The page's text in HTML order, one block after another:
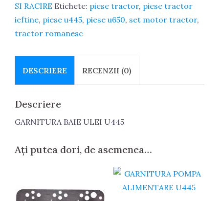
SI RACIRE Etichete: piese tractor, piese tractor
ieftine, piese u445, piese u650, set motor tractor,
tractor romanesc
DESCRIERE RECENZII (0)
Descriere
GARNITURA BAIE ULEI U445
Ați putea dori, de asemenea…